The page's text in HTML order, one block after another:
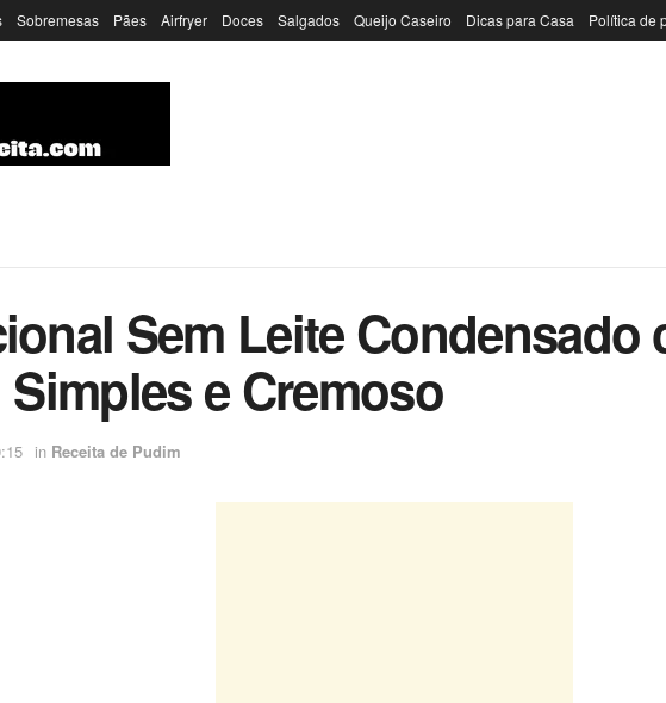
Sobremesas Pães Airfryer Doces Salgados Queijo Caseiro Dicas para Casa Política de
Sem Leite Condensado
e Cremoso
in Receita de Pudim